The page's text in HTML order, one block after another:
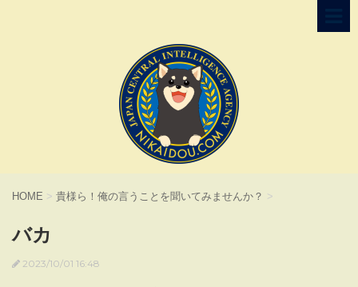
HOME > 貴様ら！俺の言うことを聞いてみませんか？ >
バカ
2023/10/01 16:48